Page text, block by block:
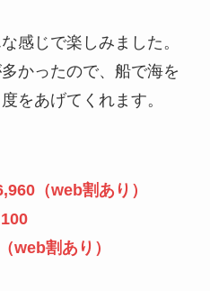
感じで楽しみました。
かったので、船で海を
をあげてくれます。
（web割あり）
web割あり）